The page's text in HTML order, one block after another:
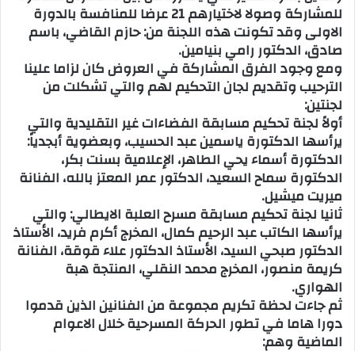
للمشاركة وصولا لاختيارهم 21 عرضا للمنافسة بالدورة
الاولى وقد تكونت هذه اللجنة من: حازم القاضي، باسم
صادق، الدكتور رامي بنيامين.
ومع وجود الفرق المشاركة في العروض كان لزاما علينا
الترحيب وتقديم لجان التحكيم لهم والتي تشكلت من
لجنتين:
أولاً لجنة تحكيم مسابقة الفضاءات غير التقليدية والتي
يرأسها الدكتورة ياسمين عبد الحسيب، وبعضوية أبجدياً:
الدكتورة أسماء يحي الطاهر، الإعلامية بسنت بكر،
الدكتورة سماح السعيد، الدكتور عمر المعتز بالله، الفنانة
ميريت ميشيل.
ثانيا لجنة تحكيم مسابقة مسرح العلبة الايطالي: والتي
يرأسها الكاتب عبد الرحيم كمال، المخرج أكرم فريد، الأستاذ
الدكتور صبحي السيد، الأستاذ الدكتور علاء قوقة، الفنانة
كريمة منصور، المخرج محمد النقلي، المنتجة هبة
الهواري.
ثم جاءت لحظة تكريم مجموعة من الفنانين الذين قدموا
دورا هاما في تطور الحركة المسرحية خلال الاعوام
الماضية وهم: